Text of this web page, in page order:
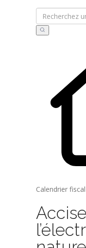
Calendrier fiscal